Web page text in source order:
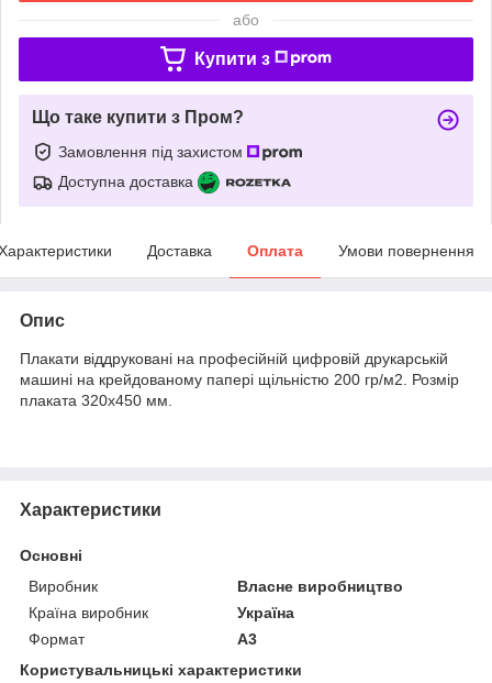
або
Купити з
Що таке купити з Пром?
Замовлення під захистом
Доступна доставка
Доставка Оплата Умови повернення
Опис
Плакати віддруковані на професійній цифровій друкарській
машині на крейдованому папері щільністю 200 гр/м2. Розмір
плаката 320х450 мм.
Характеристики
Основні
Виробник
Власне виробництво
Країна виробник
Україна
Формат
A3
Користувальницькі характеристики